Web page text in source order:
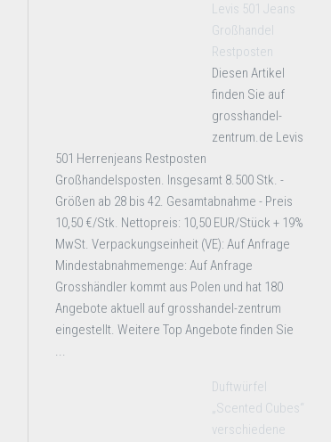
Levis 501 Jeans
Großhandel
Restposten
Diesen Artikel
finden Sie auf
grosshandel-
zentrum.de Levis
501 Herrenjeans Restposten
Großhandelsposten. Insgesamt 8.500 Stk. -
Größen ab 28 bis 42. Gesamtabnahme - Preis
10,50 €/Stk. Nettopreis: 10,50 EUR/Stück + 19%
MwSt. Verpackungseinheit (VE): Auf Anfrage
Mindestabnahmemenge: Auf Anfrage
Grosshändler kommt aus Polen und hat 180
Angebote aktuell auf grosshandel-zentrum
eingestellt. Weitere Top Angebote finden Sie
...
Duftwürfel
„Scented Cubes“
verschiedene